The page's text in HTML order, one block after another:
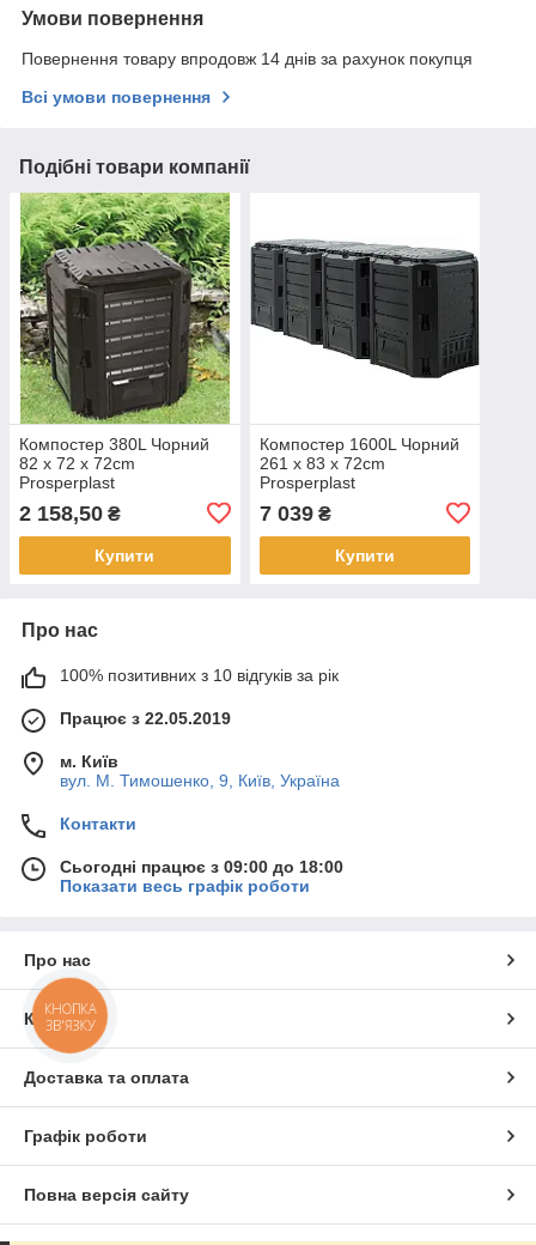
Умови повернення
Повернення товару впродовж 14 днів за рахунок покупця
Всі умови повернення
Подібні товари компанії
Компостер 380L Чорний
82 x 72 x 72cm
Prosperplast
2 158,50 ₴
Купити
Компостер 1600L Чорний
261 x 83 x 72cm
Prosperplast
7 039₴
Купити
Про нас
100% позитивних з 10 відгуків за рік
Працює з 22.05.2019
м. Київ
вул. М. Тимошенко, 9, Київ, Україна
Контакти
Сьогодні працює з 09:00 до 18:00
Показати весь графік роботи
Про нас
Контакти
Доставка та оплата
Графік роботи
Повна версія сайту
КНОПКА
ЗВ'ЯЗКУ